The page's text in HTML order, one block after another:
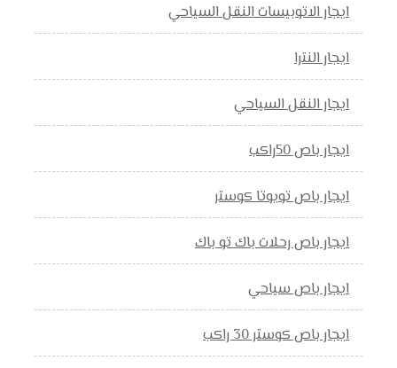
ايجار الاتوبيسات النقل السياحي
ايجار النترا
ايجار النقل السياحي
ايجار باص 50راكب
ايجار باص تويوتا كوستر
ايجار باص رحلات باك تو باك
ايجار باص سياحي
ايجار باص كوستر 30 راكب